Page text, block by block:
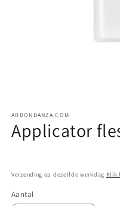
openen
in
modaal
ABBONDANZA.COM
Applicator
Verzending op dezelfde werkdag Klik
Aantal